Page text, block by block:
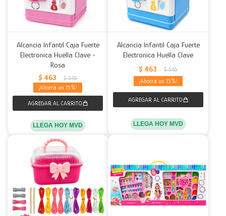
Alcancía Infantil Caja Fuerte
Electronica Huella Clave -
Rosa
$ 463 $ 545
15
LLEGA HOY MVD
Alcancía Infantil Caja Fuerte
Electronica Huella Clave
$ 463 $ 545
15
LLEGA HOY MVD